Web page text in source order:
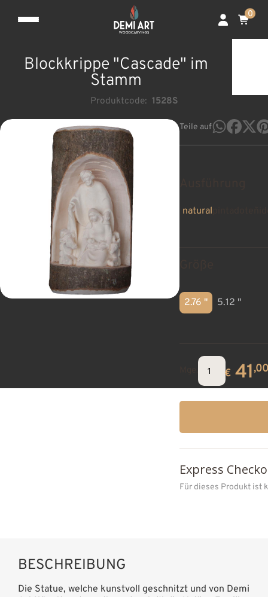
0
Blockkrippe "Cascade" im
Stamm
Produktcode: 1528S
Teile auf
natural
2.76 " 5.12 "
€ 41,00
Express
Für dieses Produkt ist
BESCHREIBUNG
Die Statue, welche kunstvoll geschnitzt und von Demi